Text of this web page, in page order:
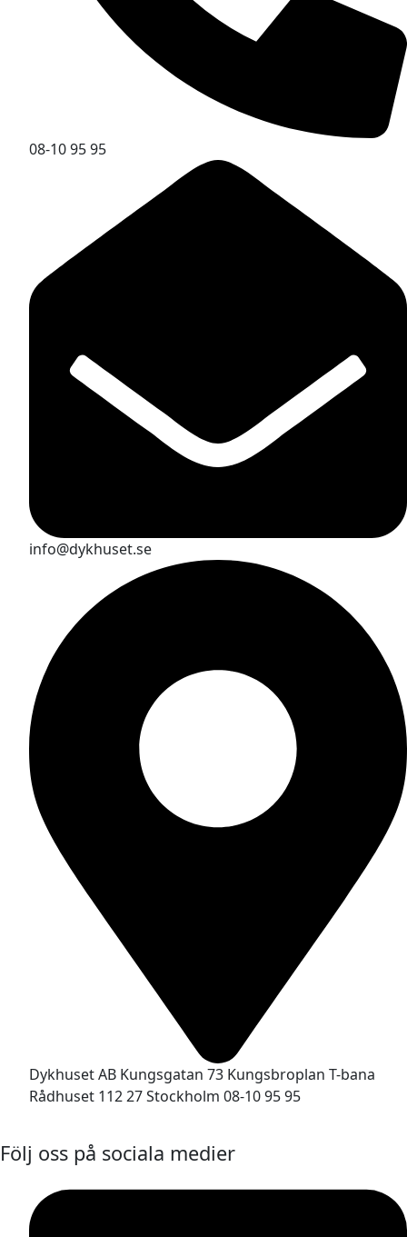
08-10 95 95
info@dykhuset.se
Dykhuset AB Kungsgatan 73 Kungsbroplan T-bana
Rådhuset 112 27 Stockholm 08-10 95 95
Följ oss på sociala medier